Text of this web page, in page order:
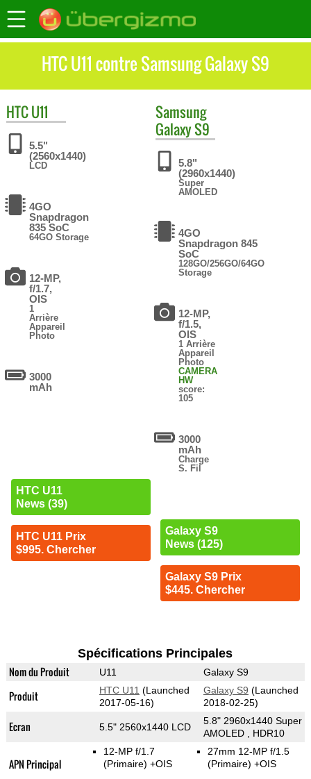
HTC U11 contre Samsung Galaxy S9
HTCU11
5.5"
(2560x1440)
LCD
4GO
Snapdragon
835 SoC
64GO Storage
12-MP,
f/1.7,
OIS
1
Arrière
Appareil
Photo
3000
mAh
HTC U11
News (39)
HTC U11 Prix
$995. Chercher
Samsung
Galaxy S9
5.8"
(2960x1440)
Super
AMOLED
4GO
Snapdragon 845
SoC
128GO/256GO/64GO
Storage
12-MP,
f/1.5,
OIS
1 Arrière
Appareil
Photo
CAMERA
HW
score:
105
3000
mAh
Charge
S. Fil
Galaxy S9
News (125)
Galaxy S9 Prix
$445. Chercher
Spécifications Principales
Nom du Produit U11 Galaxy S9
Produit HTC U11 (Launched
2017-05-16)
Galaxy S9 (Launched
2018-02-25)
Ecran 5.5" 2560x1440 LCD
5.8" 2960x1440 Super
AMOLED , HDR10
APN Principal
12-MP f/1.7
(Primaire) +OIS
27mm 12-MP f/1.5
(Primaire) +OIS